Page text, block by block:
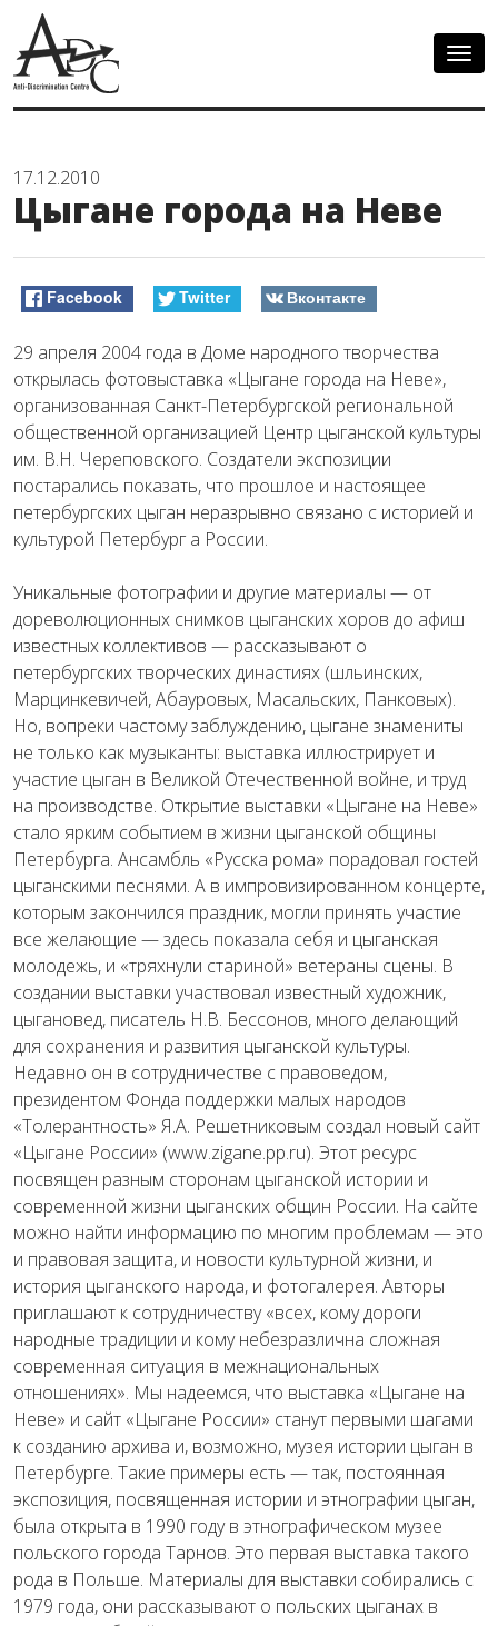
17.12.2010
Цыгане города на Неве
Facebook Twitter Вконтакте
29 апреля 2004 года в Доме народного творчества
открылась фотовыставка «Цыгане города на Неве»,
организованная Санкт-Петербургской региональной
общественной организацией Центр цыганской культуры
им. В.Н. Череповского. Создатели экспозиции
постарались показать, что прошлое и настоящее
петербургских цыган неразрывно связано с историей и
культурой Петербург а России.
Уникальные фотографии и другие материалы — от
дореволюционных снимков цыганских хоров до афиш
известных коллективов — рассказывают о
петербургских творческих династиях (шльинских,
Марцинкевичей, Абауровых, Масальских, Панковых).
Но, вопреки частому заблуждению, цыгане знамениты
не только как музыканты: выставка иллюстрирует и
участие цыган в Великой Отечественной войне, и труд
на производстве. Открытие выставки «Цыгане на Неве»
стало ярким событием в жизни цыганской общины
Петербурга. Ансамбль «Русска рома» порадовал гостей
цыганскими песнями. А в импровизированном концерте,
которым закончился праздник, могли принять участие
все желающие — здесь показала себя и цыганская
молодежь, и «тряхнули стариной» ветераны сцены. В
создании выставки участвовал известный художник,
цыгановед, писатель Н.В. Бессонов, много делающий
для сохранения и развития цыганской культуры.
Недавно он в сотрудничестве с правоведом,
президентом Фонда поддержки малых народов
«Толерантность» Я.А. Решетниковым создал новый сайт
«Цыгане России» (www.zigane.pp.ru). Этот ресурс
посвящен разным сторонам цыганской истории и
современной жизни цыганских общин России. На сайте
можно найти информацию по многим проблемам — это
и правовая защита, и новости культурной жизни, и
история цыганского народа, и фотогалерея. Авторы
приглашают к сотрудничеству «всех, кому дороги
народные традиции и кому небезразлична сложная
современная ситуация в межнациональных
отношениях». Мы надеемся, что выставка «Цыгане на
Неве» и сайт «Цыгане России» станут первыми шагами
к созданию архива и, возможно, музея истории цыган в
Петербурге. Такие примеры есть — так, постоянная
экспозиция, посвященная истории и этнографии цыган,
была открыта в 1990 году в этнографическом музее
польского города Тарнов. Это первая выставка такого
рода в Польше. Материалы для выставки собирались с
1979 года, они рассказывают о польских цыганах в